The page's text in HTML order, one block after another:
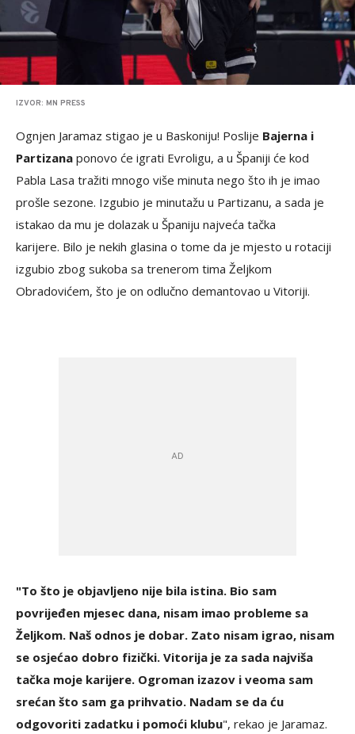
IZVOR: MN PRESS
Ognjen Jaramaz stigao je u Baskoniju! Poslije Bajerna i
Partizana ponovo će igrati Evroligu, a u Španiji će kod
Pabla Lasa tražiti mnogo više minuta nego što ih je imao
prošle sezone. Izgubio je minutažu u Partizanu, a sada je
istakao da mu je dolazak u Španiju najveća tačka
karijere. Bilo je nekih glasina o tome da je mjesto u rotaciji
izgubio zbog sukoba sa trenerom tima Željkom
Obradovićem, što je on odlučno demantovao u Vitoriji.
"To što je objavljeno nije bila istina. Bio sam
povrijeđen mjesec dana, nisam imao probleme sa
Željkom. Naš odnos je dobar. Zato nisam igrao, nisam
se osjećao dobro fizički. Vitorija je za sada najviša
tačka moje karijere. Ogroman izazov i veoma sam
srećan što sam ga prihvatio. Nadam se da ću
odgovoriti zadatku i pomoći klubu", rekao je Jaramaz.